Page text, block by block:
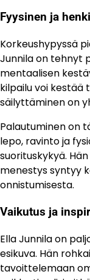
Fyysinen ja
Korkeushypyssä
Junnila on tehnyt
mentaalisen
kilpailu voi kestää
säilyttäminen on
Palautuminen on
lepo, ravinto ja
suorituskykyä.
menestys syntyy
onnistumisesta.
Vaikutus ja
Ella Junnila on
esikuva. Hän
tavoittelemaan